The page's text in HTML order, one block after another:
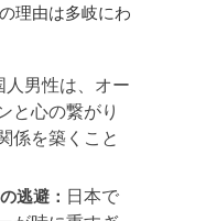
理由は多岐にわ
人男性は、オー
と心の繋がり
係を築くこと
逃避： 日本で